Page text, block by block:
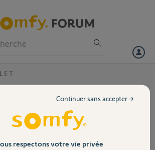
SOMFY avec commande
Bonjour,
Nous avons remplacé le
moteur d'un volet
respectons votre vie privée
Continuer sans accepter →